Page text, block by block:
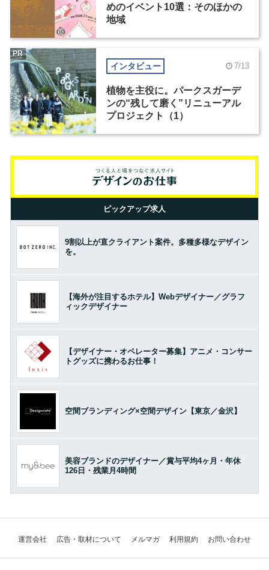
めのイベント10選：そのほかの
地域
インタビュー 7/13
植物を主役に。パークスガーデ
ンの“残して磨く”リニューアル
プロジェクト（1）
PR
ピックアップ求人
9割以上が直クライアント案件。多種多様なデザイン
を。
【海外が注目するホテル】Webデザイナー／グラフ
ィックデザイナー
【デザイナー・オペレーター募集】アニメ・コンサー
トグッズに携わるお仕事！
空間ブランディング×空間デザイン【東京／金沢】
美容ブランドのデザイナー／賞与平均4ヶ月・年休
126日・残業月4時間
運営会社 広告・取材について メルマガ 利用規約 お問い合わせ